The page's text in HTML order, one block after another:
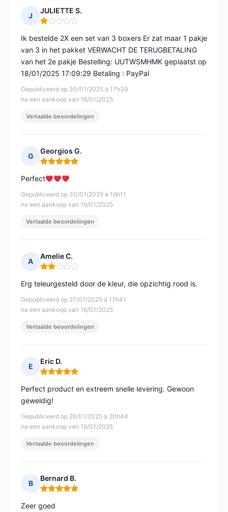
J
JULIETTE S.
Opmerking: 1 van 5
Gepubliceerd op 30/01/2025 à 17h39
na een aankoop van 18/01/2025
Ik bestelde 2X een set van 3 boxers Er zat maar 1 pakje
van 3 in het pakket VERWACHT DE TERUGBETALING
van het 2e pakje Bestelling: UUTWSMHMK geplaatst op
18/01/2025 17:09:29 Betaling : PayPal
Vertaalde beoordelingen
G
Georgios G.
Opmerking: 5 van 5
Gepubliceerd op 30/01/2025 à 16h11
na een aankoop van 19/01/2025
Perfect
Vertaalde beoordelingen
A
Amelie C.
Opmerking: 2 van 5
Gepubliceerd op 27/01/2025 à 17h41
na een aankoop van 16/01/2025
Erg teleurgesteld door de kleur, die opzichtig rood is.
Vertaalde beoordelingen
E
Eric D.
Opmerking: 5 van 5
Gepubliceerd op 26/01/2025 à 20h44
na een aankoop van 16/01/2025
Perfect product en extreem snelle levering. Gewoon
geweldig!
Vertaalde beoordelingen
B
Bernard B.
Opmerking: 5 van 5
Zeer goed